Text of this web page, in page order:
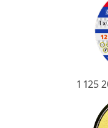
1 125